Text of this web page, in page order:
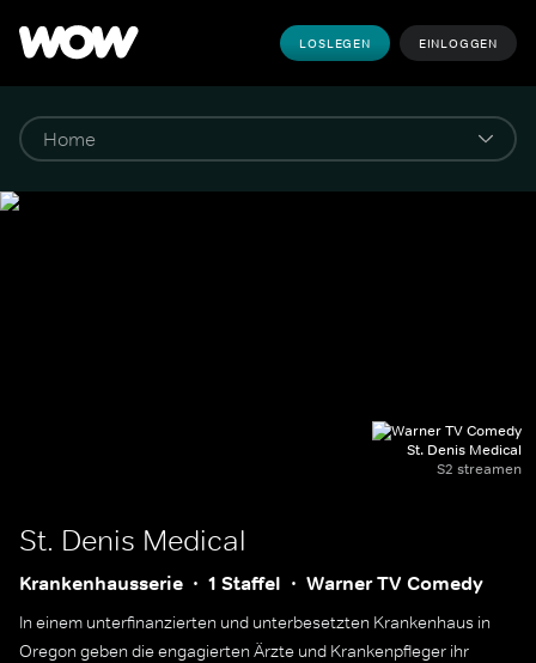
LOSLEGEN EINLOGGEN
St. Denis Medical
S2 streamen
St. Denis Medical
Krankenhausserie 1 Staffel Warner TV Comedy
In einem unterfinanzierten und unterbesetzten Krankenhaus in
Oregon geben die engagierten Ärzte und Krankenpfleger ihr